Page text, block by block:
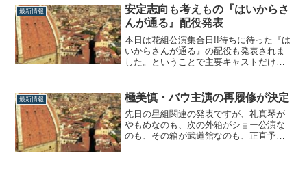
プ・礼真琴の主演作にして代表作である
本作は、原作からしてダブル主人公のよ
うな構造を持つ作品です。当時、礼真琴
がビー...
最新情報
安定志向も考えもの『はいからさ
んが通る』配役発表
本日は花組公演集合日!!待ちに待った『は
いからさんが通る』の配役も発表されま
した。ということで主要キャストだけま
／水美舞斗印念中佐／優波慧高屋敷要／
永久輝せあ牛五郎／飛龍つかさ辺面岩男
／帆純まひろ藤枝蘭丸／聖乃あすか花乃
屋吉次／...
最新情報 極美慎・バウ主演の再履修が決定
先日の星組関連の発表ですが、礼真琴が
やもめなのも、次の外箱がショー公演な
のも、その箱が武道館なのも、正直予想